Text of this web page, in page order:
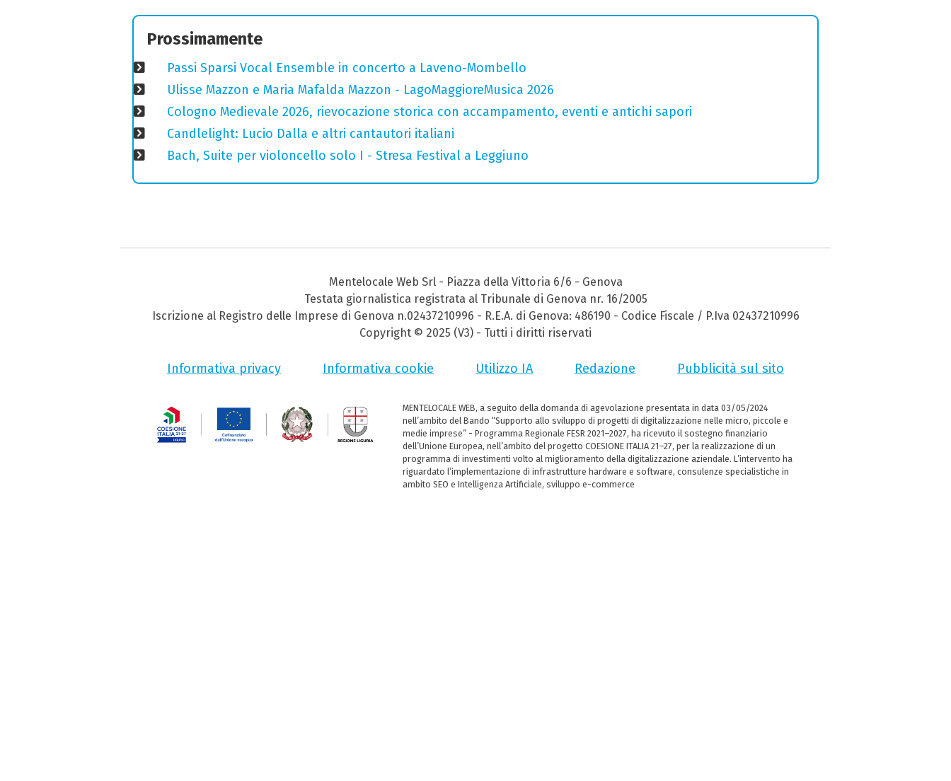
Prossimamente
Passi Sparsi Vocal Ensemble in concerto a Laveno-Mombello
Ulisse Mazzon e Maria Mafalda Mazzon - LagoMaggioreMusica 2026
Cologno Medievale 2026, rievocazione storica con accampamento, eventi e antichi sapori
Candlelight: Lucio Dalla e altri cantautori italiani
Bach, Suite per violoncello solo I - Stresa Festival a Leggiuno
Mentelocale Web Srl - Piazza della Vittoria 6/6 - Genova
Testata giornalistica registrata al Tribunale di Genova nr. 16/2005
Iscrizione al Registro delle Imprese di Genova n.02437210996 - R.E.A. di Genova: 486190 - Codice Fiscale / P.Iva 02437210996
Copyright © 2025 (V3) - Tutti i diritti riservati
Informativa privacy Informativa cookie Utilizzo IA Redazione Pubblicità sul sito
MENTELOCALE WEB, a seguito della domanda di agevolazione presentata in data 03/05/2024
nell’ambito del Bando “Supporto allo sviluppo di progetti di digitalizzazione nelle micro, piccole e
medie imprese” - Programma Regionale FESR 2021–2027, ha ricevuto il sostegno finanziario
dell’Unione Europea, nell’ambito del progetto COESIONE ITALIA 21–27, per la realizzazione di un
programma di investimenti volto al miglioramento della digitalizzazione aziendale. L’intervento ha
riguardato l’implementazione di infrastrutture hardware e software, consulenze specialistiche in
ambito SEO e Intelligenza Artificiale, sviluppo e-commerce